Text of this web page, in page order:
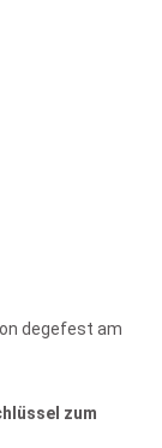
degefest am
zum